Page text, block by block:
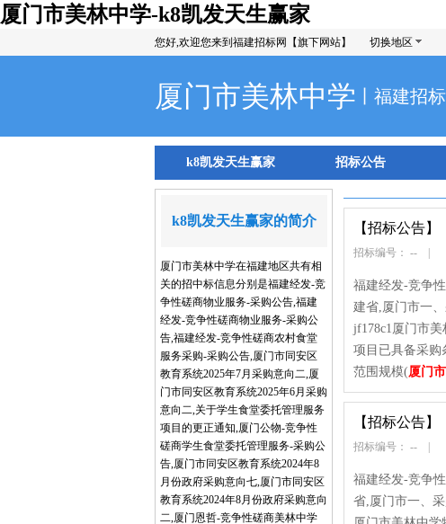
厦门市美林中学-k8凯发天生赢家
您好,欢迎您来到福建招标网【旗下网站】 切换地区
厦门市美林中学 丨福建招
k8凯发天生赢家 招标公告
k8凯发天生赢家的简介
厦门市美林中学在福建地区共有相
关的招中标信息分别是福建经发-竞
争性磋商物业服务-采购公告,福建
经发-竞争性磋商物业服务-采购公
告,福建经发-竞争性磋商农村食堂
服务采购-采购公告,厦门市同安区
教育系统2025年7月采购意向二,厦
门市同安区教育系统2025年6月采购
意向二,关于学生食堂委托管理服务
项目的更正通知,厦门公物-竞争性
磋商学生食堂委托管理服务-采购公
告,厦门市同安区教育系统2024年8
月份政府采购意向七,厦门市同安区
教育系统2024年8月份政府采购意向
二,厦门恩哲-竞争性磋商美林中学
【招标公告】
招标编号： --
福建经发-竞争
建省,厦门市一
jf178c1厦门市
项目已具备采购
范围规模(厦门
【招标公告】
招标编号： --
福建经发-竞争
省,厦门市一、